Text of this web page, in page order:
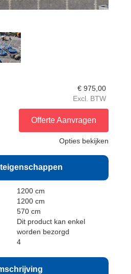
€ 975,00
Excl. BTW
Offerte Aanvragen
Opties bekijken
1200 cm
1200 cm
570 cm
Dit product kan enkel
worden bezorgd
4